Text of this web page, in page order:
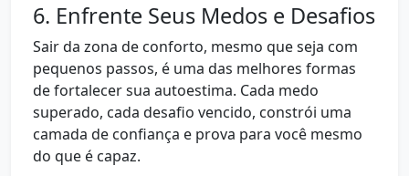
6. Enfrente Seus Medos e Desafios
Sair da zona de conforto, mesmo que seja com
pequenos passos, é uma das melhores formas
de fortalecer sua autoestima. Cada medo
superado, cada desafio vencido, constrói uma
camada de confiança e prova para você mesmo
do que é capaz.